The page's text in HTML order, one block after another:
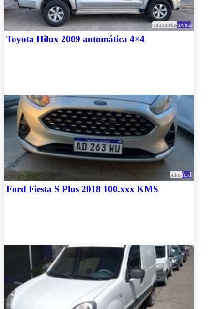
camionetastoyota
Toyota Hilux 2009 automática 4×4
autosford
Ford Fiesta S Plus 2018 100.xxx KMS